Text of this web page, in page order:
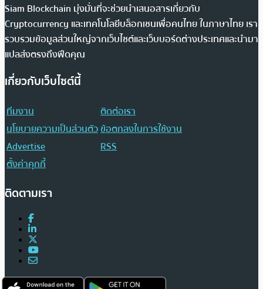
Siam Blockchain มุ่งมั่นที่จะช่วยนำเสนอสารเกี่ยวกับ
Cryptocurrency และเทคโนโลยีบล็อกเชนเพื่อคนไทย ในภาษาไทย เรา
รวบรวมข้อมูลส่วนใหญ่จากเว็บไซต์และเว็บบอร์ดต่างประเทศและนำมา
แปลส่งตรงถึงฟีดคุณ
เกี่ยวกับเว็บไซต์นี้
ทีมงาน
ติดต่อเรา
นโยบายความเป็นส่วนตัวข้อตกลงในการใช้งาน
Advertise
RSS
ตั้งค่าคุกกี้
ติดตามเรา